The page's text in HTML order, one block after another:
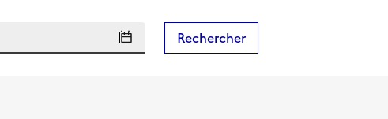
Rechercher